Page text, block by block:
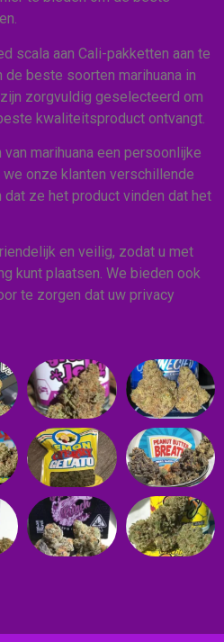
scala aan Cali-pakketten aan te
beste soorten marihuana in
zorgvuldig geselecteerd om
kwaliteitsproduct ontvangt.
marihuana een persoonlijke
onze klanten verschillende
ze het product vinden dat het
en veilig, zodat u met
kunt plaatsen. We bieden ook
te zorgen dat uw privacy